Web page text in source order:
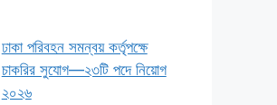
ঢাকা পরিবহন সমন্বয় কর্তৃপক্ষে
চাকরির সুযোগ—২৩টি পদে নিয়োগ
২০২৬